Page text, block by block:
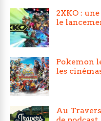
2XKO :
le
Pokemon
les
Au